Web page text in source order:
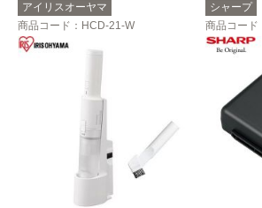
アイリスオーヤマ
商品コード ：HCD-21-W
シャープ
商品コード